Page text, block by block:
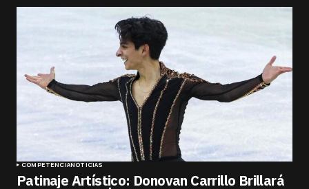
COMPETENCIANOTICIAS
Patinaje Artístico: Donovan Carrillo Brillará